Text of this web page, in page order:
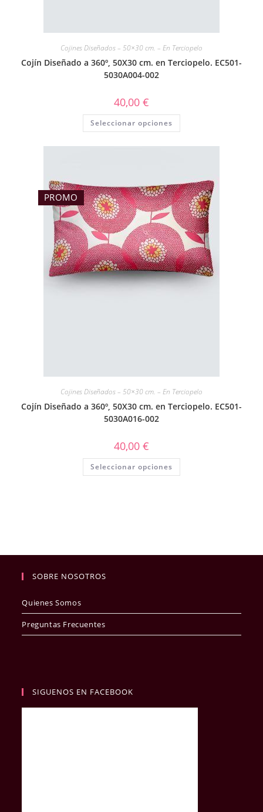
Cojines Diseñados – 50×30 cm. – En Terciopelo
Cojín Diseñado a 360º, 50X30 cm. en Terciopelo. EC501-
5030A004-002
40,00 €
Seleccionar opciones
PROMO
Cojines Diseñados – 50×30 cm. – En Terciopelo
Cojín Diseñado a 360º, 50X30 cm. en Terciopelo. EC501-
5030A016-002
40,00 €
Seleccionar opciones
SOBRE NOSOTROS
Quienes Somos
Preguntas Frecuentes
SIGUENOS EN FACEBOOK